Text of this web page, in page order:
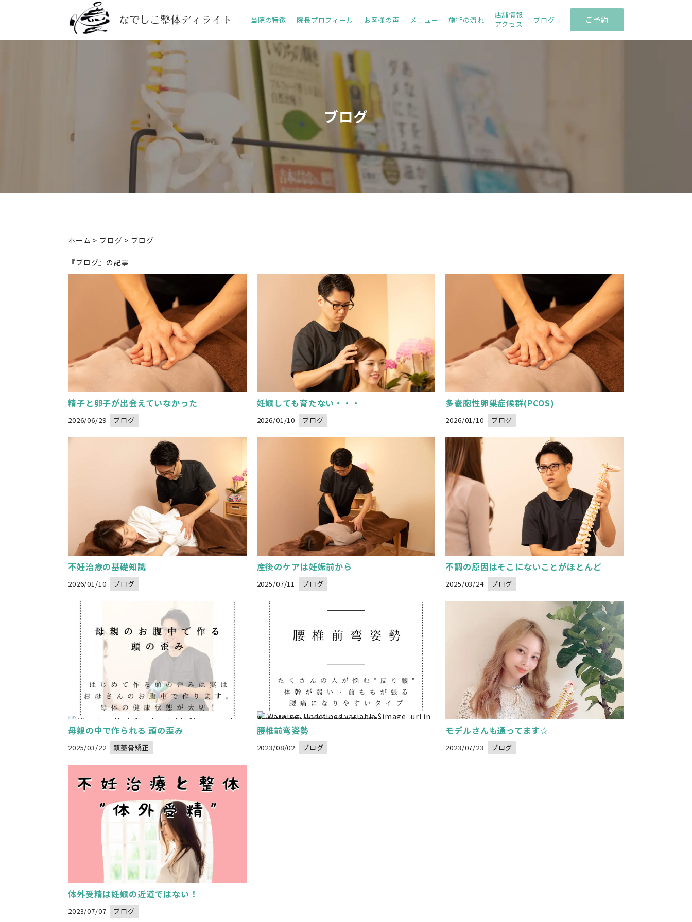
当院の特徴 院長プロフィール お客様の声 メニュー 施術の流れ
店舗情報
アクセス
ブログ ご予約
ブログ
ホーム > ブログ > ブログ
『ブログ』の記事
Warning : Undefined variable $image_url in
/home/xs834068/nadeshikoseitai-delight.com/public_html/wp-content/themes/nadeshikoseitai-delight/category.phpon line32
" alt="">
精子と卵子が出会えていなかった
2026/06/29 ブログ
Warning : Undefined variable $image_url in
/home/xs834068/nadeshikoseitai-delight.com/public_html/wp-content/themes/nadeshikoseitai-delight/category.phpon line
" alt="">
妊娠しても育たない・・・
2026/01/10 ブログ
Warning : Undefined variable $image_url in
/home/xs834068/nadeshikoseitai-delight.com/public_html/wp-content/themes/nadeshikoseitai-delight/category.phpon line
" alt="">
多嚢胞性卵巣症候群(PCOS)
2026/01/10 ブログ
Warning : Undefined variable $image_url in
/home/xs834068/nadeshikoseitai-delight.com/public_html/wp-content/themes/nadeshikoseitai-delight/category.php
" alt="">
不妊治療の基礎知識
2026/01/10 ブログ
Warning : Undefined variable $image_url in
/home/xs834068/nadeshikoseitai-delight.com/public_html/wp-content/themes/nadeshikoseitai-delight/category.phpon line
" alt="">
産後のケアは妊娠前から
2025/07/11 ブログ
Warning : Undefined variable $image_url in
/home/xs834068/nadeshikoseitai-delight.com/public_html/wp-content/themes/nadeshikoseitai-delight/category.phpon line 32
" alt="">
不調の原因はそこにないことがほとんど
2025/03/24 ブログ
Warning : Undefined variable $image_url in
母親の中で作られる 頭の歪み
2025/03/22 頭蓋骨矯正
Warning: Undefined variable $image_url in
/home/xs834068/nadeshikoseitai-delight.com/public_html/wp-content/themes/nadeshikoseitai-delight/category.phpon line32
" alt="">
腰椎前弯姿勢
2023/08/02 ブログ
モデルさんも通ってます☆
2023/07/23 ブログ
体外受精は妊娠の近道ではない！
2023/07/07 ブログ